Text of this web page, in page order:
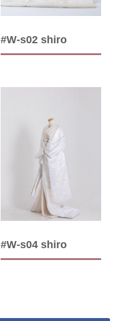
#W-s02 shiro
#W-s04 shiro